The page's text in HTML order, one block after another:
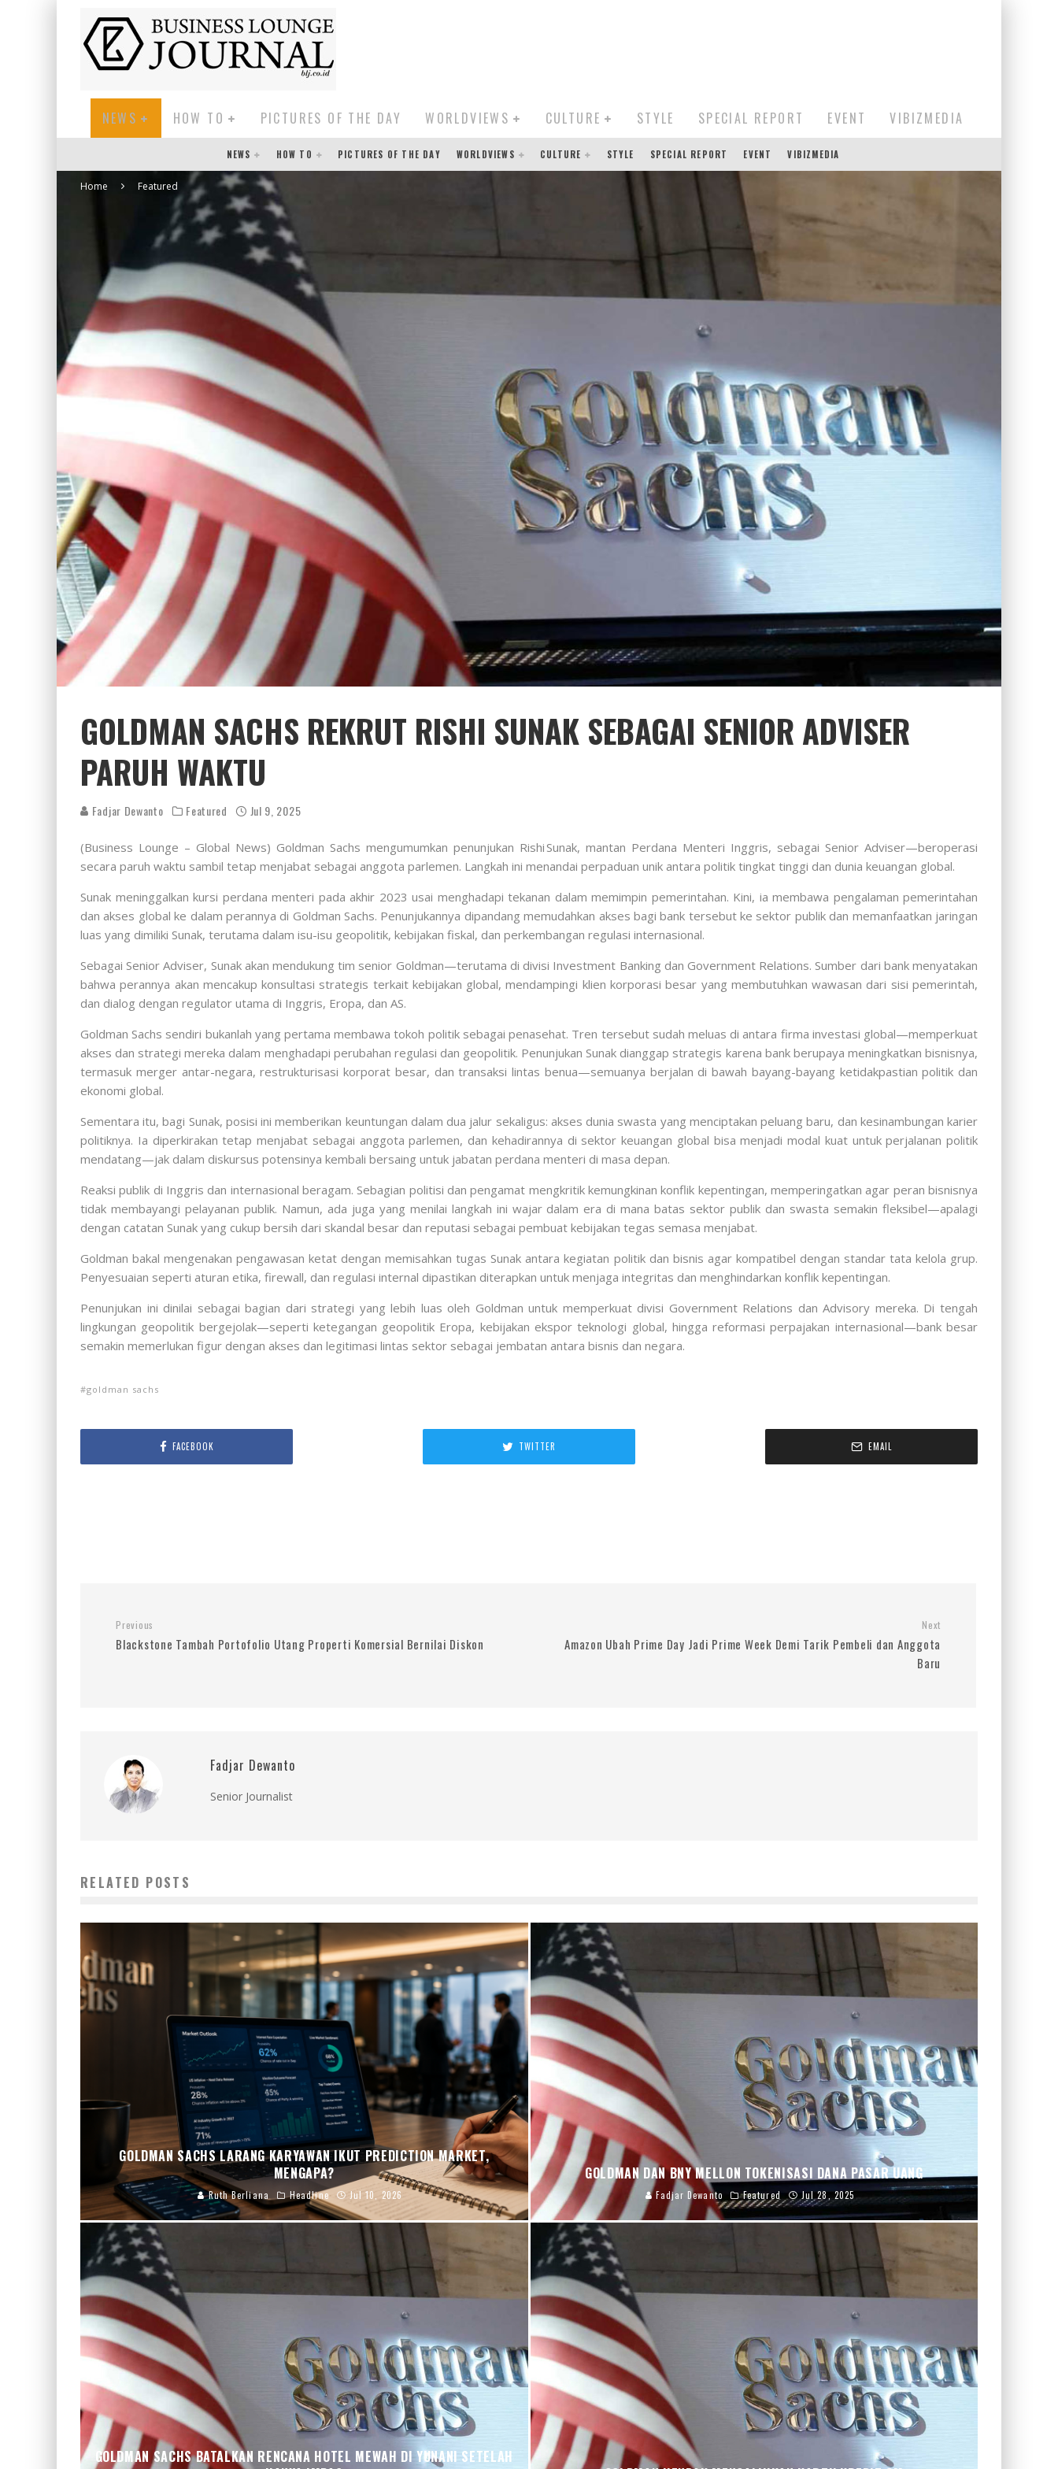
NEWS HOW TO PICTURES OF THE DAY WORLDVIEWS CULTURE STYLE SPECIAL REPORT EVENT VIBIZMEDIA
NEWS HOW TO PICTURES OF THE DAY WORLDVIEWS CULTURE STYLE SPECIAL REPORT EVENT VIBIZMEDIA
Home Featured
GOLDMAN SACHS REKRUT RISHI SUNAK SEBAGAI SENIOR ADVISER
PARUH WAKTU
Fadjar Dewanto Featured Jul 9, 2025
(Business Lounge – Global News) Goldman Sachs mengumumkan penunjukan Rishi Sunak, mantan Perdana Menteri Inggris, sebagai Senior Adviser—beroperasi
secara paruh waktu sambil tetap menjabat sebagai anggota parlemen. Langkah ini menandai perpaduan unik antara politik tingkat tinggi dan dunia keuangan global.
Sunak meninggalkan kursi perdana menteri pada akhir 2023 usai menghadapi tekanan dalam memimpin pemerintahan. Kini, ia membawa pengalaman pemerintahan
dan akses global ke dalam perannya di Goldman Sachs. Penunjukannya dipandang memudahkan akses bagi bank tersebut ke sektor publik dan memanfaatkan jaringan
luas yang dimiliki Sunak, terutama dalam isu-isu geopolitik, kebijakan fiskal, dan perkembangan regulasi internasional.
Sebagai Senior Adviser, Sunak akan mendukung tim senior Goldman—terutama di divisi Investment Banking dan Government Relations. Sumber dari bank menyatakan
bahwa perannya akan mencakup konsultasi strategis terkait kebijakan global, mendampingi klien korporasi besar yang membutuhkan wawasan dari sisi pemerintah,
dan dialog dengan regulator utama di Inggris, Eropa, dan AS.
Goldman Sachs sendiri bukanlah yang pertama membawa tokoh politik sebagai penasehat. Tren tersebut sudah meluas di antara firma investasi global—memperkuat
akses dan strategi mereka dalam menghadapi perubahan regulasi dan geopolitik. Penunjukan Sunak dianggap strategis karena bank berupaya meningkatkan bisnisnya,
termasuk merger antar-negara, restrukturisasi korporat besar, dan transaksi lintas benua—semuanya berjalan di bawah bayang-bayang ketidakpastian politik dan
ekonomi global.
Sementara itu, bagi Sunak, posisi ini memberikan keuntungan dalam dua jalur sekaligus: akses dunia swasta yang menciptakan peluang baru, dan kesinambungan karier
politiknya. Ia diperkirakan tetap menjabat sebagai anggota parlemen, dan kehadirannya di sektor keuangan global bisa menjadi modal kuat untuk perjalanan politik
mendatang—jak dalam diskursus potensinya kembali bersaing untuk jabatan perdana menteri di masa depan.
Reaksi publik di Inggris dan internasional beragam. Sebagian politisi dan pengamat mengkritik kemungkinan konflik kepentingan, memperingatkan agar peran bisnisnya
tidak membayangi pelayanan publik. Namun, ada juga yang menilai langkah ini wajar dalam era di mana batas sektor publik dan swasta semakin fleksibel—apalagi
dengan catatan Sunak yang cukup bersih dari skandal besar dan reputasi sebagai pembuat kebijakan tegas semasa menjabat.
Goldman bakal mengenakan pengawasan ketat dengan memisahkan tugas Sunak antara kegiatan politik dan bisnis agar kompatibel dengan standar tata kelola grup.
Penyesuaian seperti aturan etika, firewall, dan regulasi internal dipastikan diterapkan untuk menjaga integritas dan menghindarkan konflik kepentingan.
Penunjukan ini dinilai sebagai bagian dari strategi yang lebih luas oleh Goldman untuk memperkuat divisi Government Relations dan Advisory mereka. Di tengah
lingkungan geopolitik bergejolak—seperti ketegangan geopolitik Eropa, kebijakan ekspor teknologi global, hingga reformasi perpajakan internasional—bank besar
semakin memerlukan figur dengan akses dan legitimasi lintas sektor sebagai jembatan antara bisnis dan negara.
goldman sachs
FACEBOOK TWITTER EMAIL
Previous
Blackstone Tambah Portofolio Utang Properti Komersial Bernilai Diskon
Next
Amazon Ubah Prime Day Jadi Prime Week Demi Tarik Pembeli dan Anggota
Baru
Fadjar Dewanto
Senior Journalist
RELATED POSTS
GOLDMAN SACHS LARANG KARYAWAN IKUT PREDICTION MARKET,
MENGAPA?
Ruth Berliana Headline Jul 10, 2026
GOLDMAN DAN BNY MELLON TOKENISASI DANA PASAR UANG
Fadjar Dewanto Featured Jul 28, 2025
GOLDMAN SACHS BATALKAN RENCANA HOTEL MEWAH DI YUNANI SETELAH